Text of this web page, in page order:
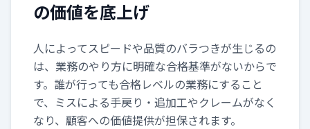
の価値を底上げ
人によってスピードや品質のバラつきが生じるの
は、業務のやり方に明確な合格基準がないからで
す。誰が行っても合格レベルの業務にすること
で、ミスによる手戻り・追加工やクレームがなく
なり、顧客への価値提供が担保されます。